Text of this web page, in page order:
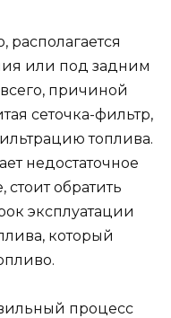
располагается
или под задним
причиной
сеточка-фильтр,
топлива.
недостаточное
стоит обратить
эксплуатации
который
процесс